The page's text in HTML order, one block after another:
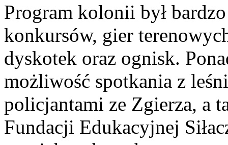
Program kolonii był
konkursów, gier
dyskotek oraz ognisk.
możliwość spotkania z
policjantami ze Zgierza, a
Fundacji Edukacyjnej